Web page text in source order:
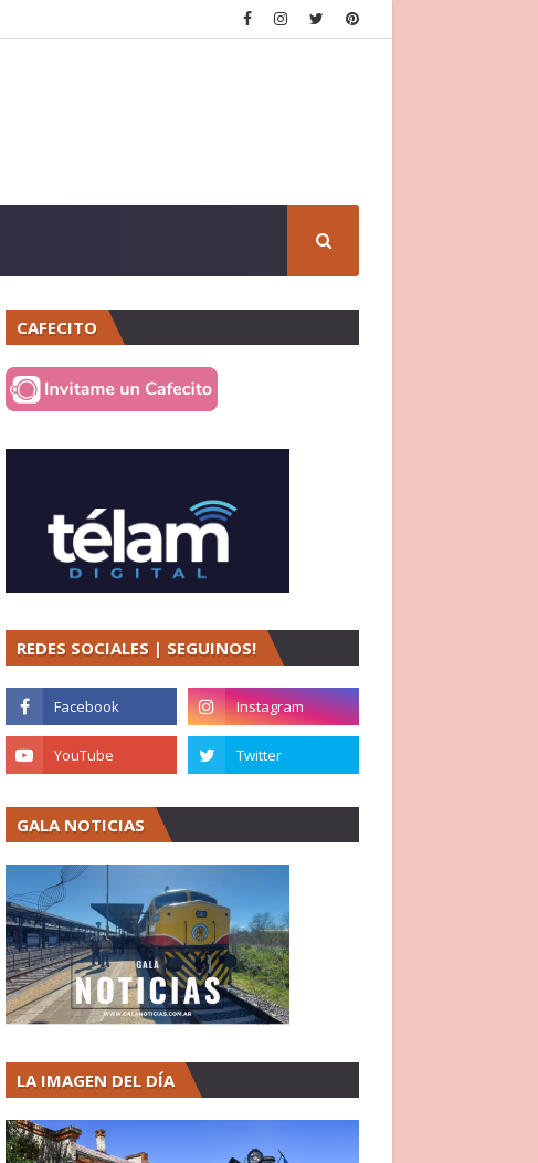
CAFECITO
REDES SOCIALES | SEGUINOS!
GALA NOTICIAS
LA IMAGEN DEL DÍA